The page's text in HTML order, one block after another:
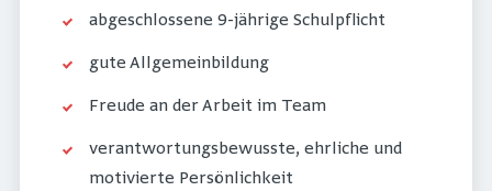
abgeschlossene 9-jährige Schulpflicht
gute Allgemeinbildung
Freude an der Arbeit im Team
verantwortungsbewusste, ehrliche und
motivierte Persönlichkeit